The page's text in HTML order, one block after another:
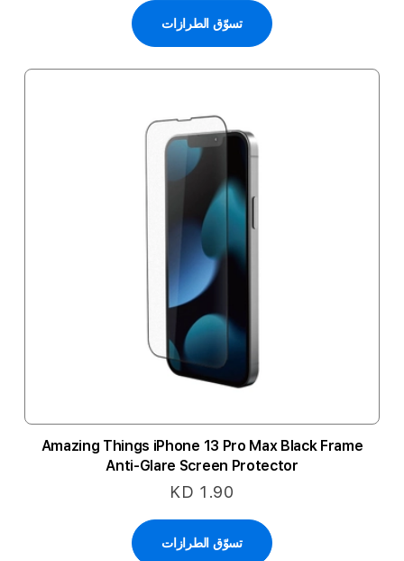
تسوّق الطرازات
Amazing Things iPhone 13 Pro Max Black Frame
Anti-Glare Screen Protector
KD 1.90
تسوّق الطرازات